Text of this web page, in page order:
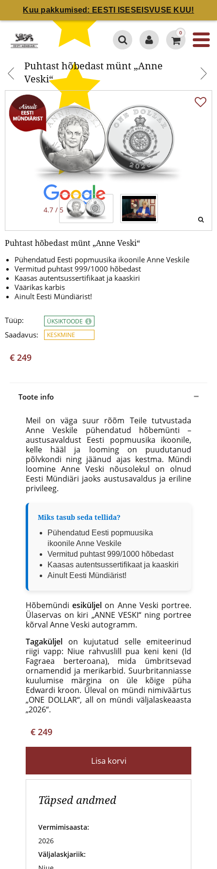
Kuu pakkumised: EESTI ISESEISVUSE KUU!
4.7 / 5
0
Puhtast hõbedast münt „Anne
Veski“
Puhtast hõbedast münt „Anne Veski“
Pühendatud Eesti popmuusika ikoonile Anne Veskile
Vermitud puhtast 999/1000 hõbedast
Kaasas autentsussertifikaat ja kaaskiri
Väärikas karbis
Ainult Eesti Mündiärist!
Tüüp:
Saadavus:
ÜKSIKTOODE
KESKMINE
€ 249
Toote info
Meil on väga suur rõõm Teile tutvustada
Anne Veskile pühendatud hõbemünti –
austusavaldust Eesti popmuusika ikoonile,
kelle hääl ja looming on puudutanud
põlvkondi ning jäänud ajas kestma. Mündi
loomine Anne Veski nõusolekul on olnud
Eesti Mündiäri jaoks austusavaldus ja eriline
privileeg.
Miks tasub seda tellida?
Pühendatud Eesti popmuusika
ikoonile Anne Veskile
Vermitud puhtast 999/1000 hõbedast
Kaasas autentsussertifikaat ja kaaskiri
Ainult Eesti Mündiärist!
Hõbemündiesiküljel on Anne Veski portree.
Ülaservas on kiri „ANNE VESKI“ ning portree
kõrval Anne Veski autogramm.
Tagaküljel on kujutatud selle emiteerinud
riigi vapp: Niue rahvuslill pua keni keni (ld
Fagraea berteroana), mida ümbritsevad
ornamendid ja merikarbid. Suurbritanniasse
kuulumise märgina on üle kõige püha
Edwardi kroon. Üleval on mündi nimiväärtus
„ONE DOLLAR“, all on mündi väljalaskeaasta
„2026“.
€ 249
Lisa korvi
Täpsed andmed
Vermimisaasta:
2026
Väljalaskjariik:
Puhtast hõbedast münt „Anne
Veski“